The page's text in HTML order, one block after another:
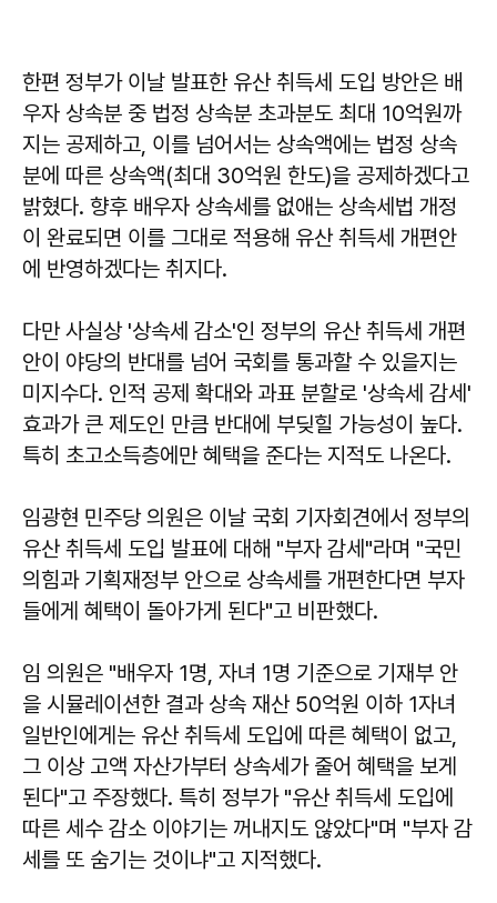
한편 정부가 이날 발표한 유산 취득세 도입 방안은 배
우자 상속분 중 법정 상속분 초과분도 최대 10억원까
지는 공제하고, 이를 넘어서는 상속액에는 법정 상속
분에 따른 상속액(최대 30억원 한도)을 공제하겠다고
밝혔다. 향후 배우자 상속세를 없애는 상속세법 개정
이 완료되면 이를 그대로 적용해 유산 취득세 개편안
에 반영하겠다는 취지다.
다만 사실상 '상속세 감소'인 정부의 유산 취득세 개편
안이 야당의 반대를 넘어 국회를 통과할 수 있을지는
미지수다. 인적 공제 확대와 과표 분할로 '상속세 감세'
효과가 큰 제도인 만큼 반대에 부딪힐 가능성이 높다.
특히 초고소득층에만 혜택을 준다는 지적도 나온다.
임광현 민주당 의원은 이날 국회 기자회견에서 정부의
유산 취득세 도입 발표에 대해 "부자 감세"라며 "국민
의힘과 기획재정부 안으로 상속세를 개편한다면 부자
들에게 혜택이 돌아가게 된다"고 비판했다.
임 의원은 "배우자 1명, 자녀 1명 기준으로 기재부 안
을 시뮬레이션한 결과 상속 재산 50억원 이하 1자녀
일반인에게는 유산 취득세 도입에 따른 혜택이 없고,
그 이상 고액 자산가부터 상속세가 줄어 혜택을 보게
된다"고 주장했다. 특히 정부가 "유산 취득세 도입에
따른 세수 감소 이야기는 꺼내지도 않았다"며 "부자 감
세를 또 숨기는 것이냐"고 지적했다.